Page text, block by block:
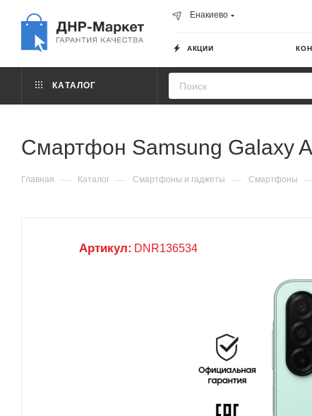
Енакиево
АКЦИИ
КАТАЛОГ
Смартфон Samsung Galaxy
Главная — Каталог — Смартфоны и гаджеты — Смартфоны
Артикул: DNR136534